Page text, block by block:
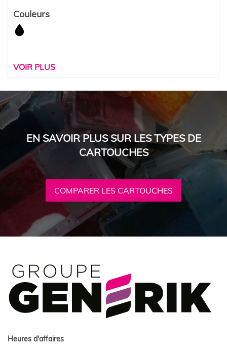
Couleurs
VOIR PLUS
EN SAVOIR PLUS SUR LES TYPES DE
CARTOUCHES
COMPARER LES CARTOUCHES
Heures d'affaires